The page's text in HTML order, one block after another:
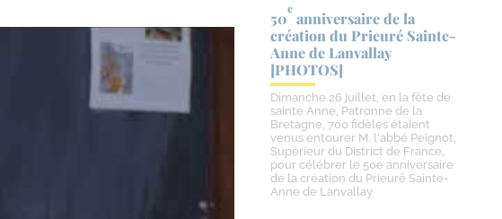
50
e
anniversaire de la
création du Prieuré Sainte-​
Anne de Lanvallay
[PHOTOS]
Dimanche 26 juillet, en la fête de
sainte Anne, Patronne de la
Bretagne, 700 fidèles étaient
venus entourer M. l'abbé Peignot,
Supérieur du District de France,
pour célébrer le 50e anniversaire
de la création du Prieuré Sainte-
Anne de Lanvallay